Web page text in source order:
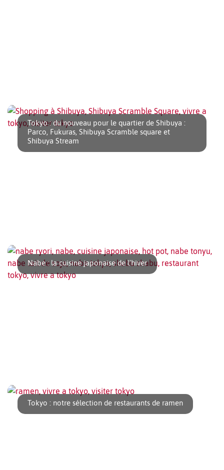
d’aborder la cuisine japonaise en [...]
Tokyo : du nouveau pour le quartier de Shibuya :
Parco, Fukuras, Shibuya Scramble square et
Shibuya Stream
c’est le quartier de [...]
Nabe : la cuisine japonaise de l'hiver
pays au monde une bonne [...]
Tokyo : notre sélection de restaurants de ramen